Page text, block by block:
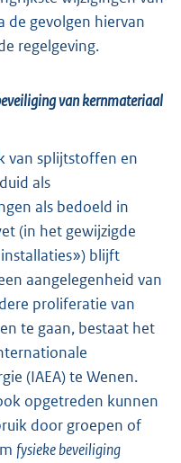
de gevolgen hiervan
regelgeving.
van kernmateriaal
van splijtstoffen en
als
als bedoeld in
(in het gewijzigde
installaties») blijft
aangelegenheid van
proliferatie van
te gaan, bestaat het
(IAEA) te Wenen.
opgetreden kunnen
door groepen of
fysieke beveiliging